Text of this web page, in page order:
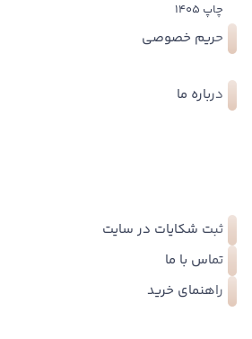
چاپ 1405
حریم خصوصی
درباره ما
ثبت شکایات در سایت
تماس با ما
راهنمای خرید